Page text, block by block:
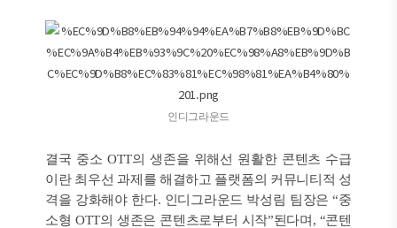
인디그라운드
결국 중소 OTT의 생존을 위해선 원활한 콘텐츠 수급
이란 최우선 과제를 해결하고 플랫폼의 커뮤니티적 성
격을 강화해야 한다. 인디그라운드 박성림 팀장은 “중
소형 OTT의 생존은 콘텐츠로부터 시작”된다며, “콘텐